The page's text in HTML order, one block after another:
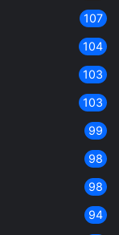
107
104
103
103
99
98
98
94